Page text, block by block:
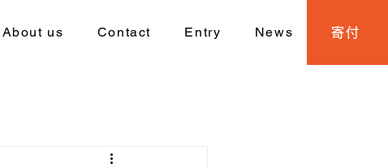
About us Contact Entry News 寄付